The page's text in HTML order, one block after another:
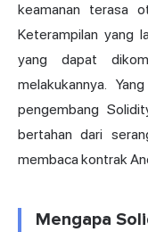
keamanan terasa
Keterampilan yang
yang dapat
melakukannya.
pengembang
bertahan dari
membaca kontrak
Mengapa